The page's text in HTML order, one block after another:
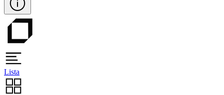
Lista